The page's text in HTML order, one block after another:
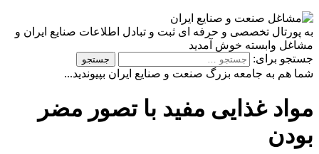
به پورتال تخصصی و حرفه ای ثبت و تبادل اطلاعات صنایع ایران و
مشاغل وابسته خوش آمدید
جستجو برای:
شما هم به جامعه بزرگ صنعت و صنایع ایران بپیوندید...
مواد غذایی مفید با تصور مضر
بودن